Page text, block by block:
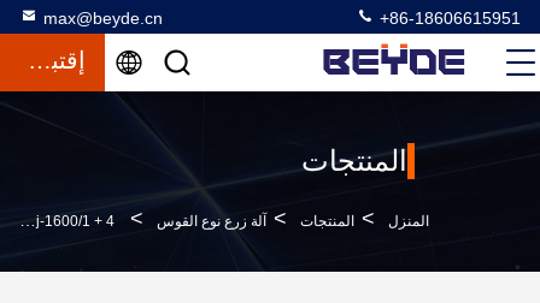
max@beyde.cn +86-18606615951
إقتباس
المنتجات
المنزل > المنتجات > آلة زرع نوع القوس > Gj-1600/1 + 4 آلة الإعصار القوس مع توتر التخلفية